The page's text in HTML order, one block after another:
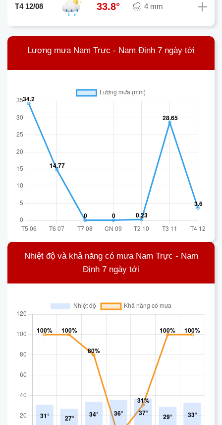
T4 12/08 33.8° 4 mm
Lượng mưa Nam Trực - Nam Định 7 ngày tới
Nhiệt độ và khả năng có mưa Nam Trực - Nam
Định 7 ngày tới